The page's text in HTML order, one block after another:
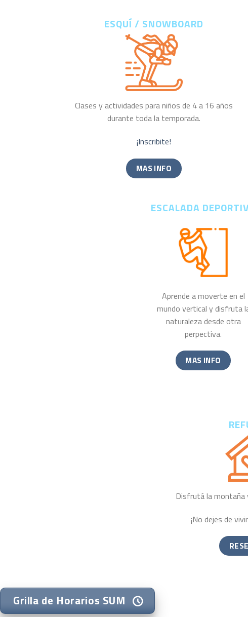
ESQUÍ / SNOWBOARD
Clases y actividades para niños de 4 a 16 años
durante toda la temporada.
¡Inscribite!
MAS INFO
ESCALADA
Aprende a moverte en el
mundo vertical y disfruta
naturaleza desde otra
perpectiva.
MAS INFO
Disfrutá la montaña
¡No dejes de
Grilla de Horarios SUM